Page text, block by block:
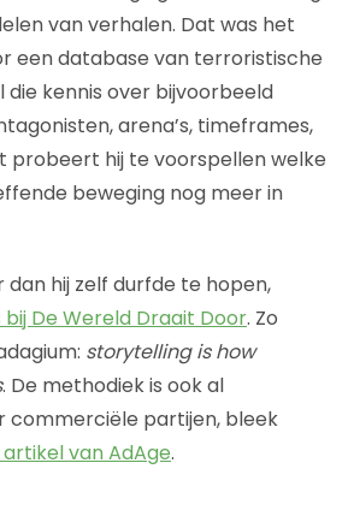
van verhalen. Dat was het
een database van terroristische
die kennis over bijvoorbeeld
arena’s, timeframes,
probeert hij te voorspellen welke
beweging nog meer in
hij zelf durfde te hopen,
De Wereld Draait Door. Zo
storytelling is how
. De methodiek is ook al
commerciële partijen, bleek
van AdAge.